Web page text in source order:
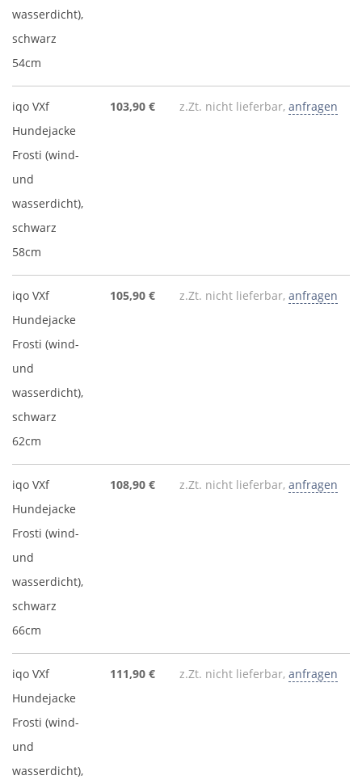
wasserdicht),
schwarz
54cm
iqo VXf
Hundejacke
Frosti (wind-
und
wasserdicht),
schwarz
58cm
103,90 € z.Zt. nicht lieferbar, anfragen
iqo VXf
Hundejacke
Frosti (wind-
und
wasserdicht),
schwarz
62cm
105,90 € z.Zt. nicht lieferbar, anfragen
iqo VXf
Hundejacke
Frosti (wind-
und
wasserdicht),
schwarz
66cm
108,90 € z.Zt. nicht lieferbar, anfragen
iqo VXf
Hundejacke
Frosti (wind-
und
wasserdicht),
111,90 € z.Zt. nicht lieferbar, anfragen